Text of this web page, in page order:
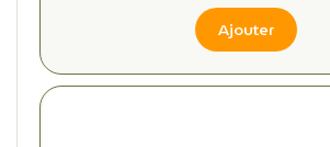
Ajouter